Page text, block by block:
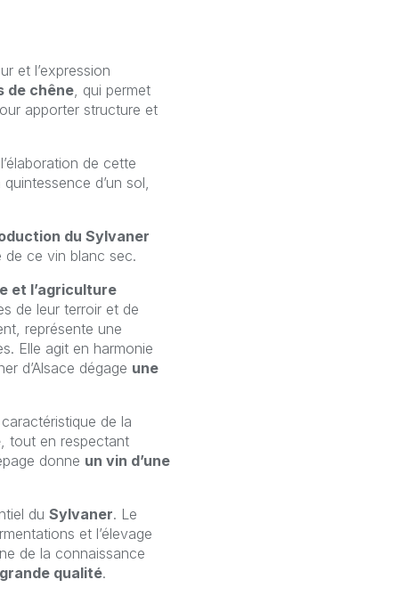
et l’expression
de chêne , qui permet
apporter structure et
de cette
d’un sol,
du Sylvaner
de ce vin blanc sec.
et l’agriculture
de leur terroir et de
représente une
Elle agit en harmonie
d’Alsace dégage une
de la
, tout en respectant
donne un vin d’une
du Sylvaner. Le
et l’élevage
de la connaissance
qualité.